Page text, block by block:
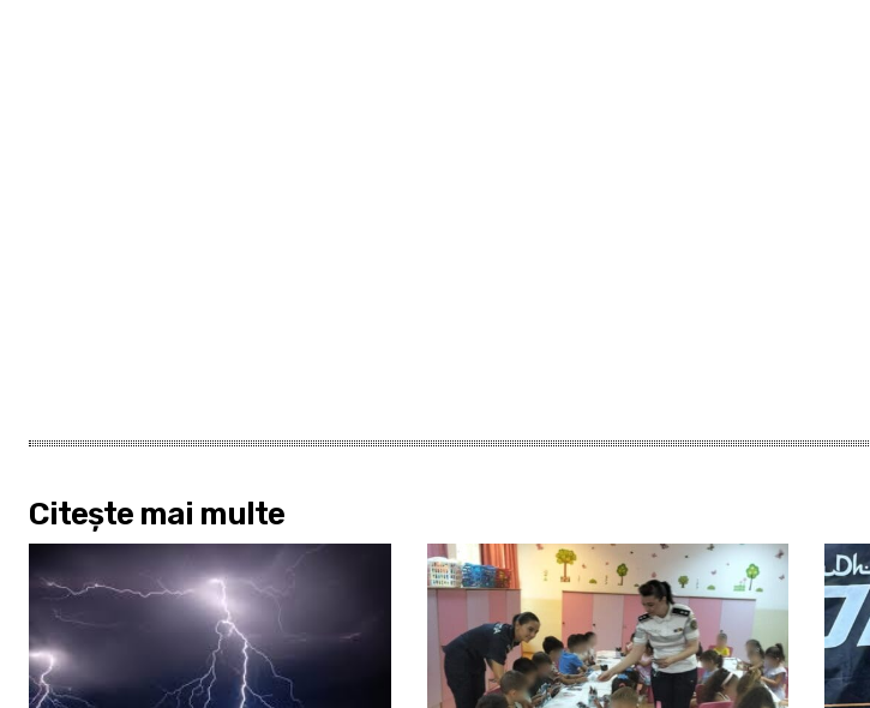
Citește mai multe